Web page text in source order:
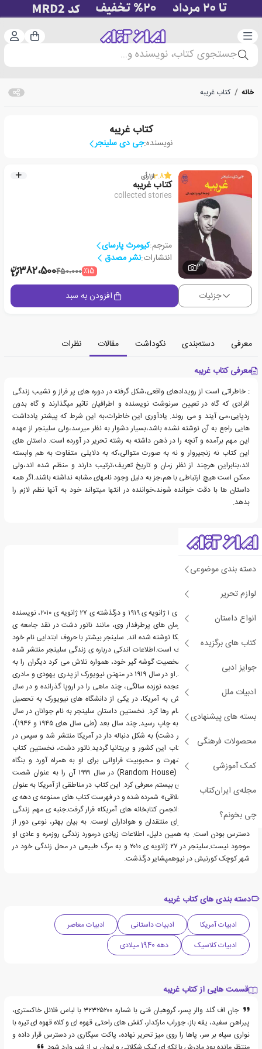
دسته‌بندی سبد
جستجوی کتاب، نویسنده و...
دسته بندی موضوعی
لوازم تحریر
انواع داستان
کتاب های برگزیده
جوایز ادبی
ادبیات ملل
بسته های پیشنهادی
محصولات فرهنگی
کمک آموزشی
مجله‌ی ایران‌کتاب
چی بخونم؟
خانه / کتاب غریبه
کتاب غریبه
نویسنده:جی دی سلینجر
2
3.8از1رأی
کتاب غریبه
collected stories
مترجم:کیومرث پارسای
انتشارات:نشر مصدق
٪15450،000382،500
جزئیات افزودن به سبد
معرفی دسته‌بندی نکوداشت مقالات
نظرات
معرفی کتاب غریبه
: خاطراتی است از رویدادهای واقعی،شکل گرفته در دوره های پر فراز و نشیب زندگی
افرادی که گاه در تعیین سرنوشت نویسنده و اطرافیان تاثیر میگذارند و گاه بدون
ردپایی،می آیند و می روند. یادآوری این خاطرات،به این شرط که پیشتر یادداشت
هایی راجع به آن نوشته نشده باشد،بسیار دشوار به نظر میرسد،ولی سلینجر از عهده
این مهم برآمده و آنچه را در ذهن داشته به رشته تحریر در آورده است. داستان های
این کتاب نه زنجیروار و نه به صورت متوالی،که به دلایلی متفاوت به هم وابسته
اند،بنابراین هرچند از نظر زمان و تاریخ تعریف،ترتیب دارند و منظم شده اند،ولی
ممکن است هیچ ارتباطی با هم،جز به دلیل وجود نامهای مشابه نداشته باشند.اگر همه
داستان ها با دقت خوانده شوند،خواننده در انتها میتواند خود به آنها نظم لازم را
بدهد.
درباره جی دی سلینجر
جروم دیوید سلینجر، زاده ی ۱ ژانویه ی ۱۹۱۹ و درگذشته ی ۲۷ ژانویه ی ۲۰۱۰، نویسنده
ی معاصر آمریکایی بود. رمان های پرطرفدار وی، مانند ناتور دشت در نقد جامعه ی
مدرن غرب و خصوصا آمریکا نوشته شده اند. سلینجر بیشتر با حروف ابتدایی نام خود
«جی. دی. سلینجر» معروف است.اطلاعات اندکی درباره ی زندگی سلینجر منتشر شده
است، و او، با توجه به شخصیت گوشه گیر خود، همواره تلاش می کرد دیگران را به
حریم زندگی اش راه ندهد.او در سال ۱۹۱۹ در منهتن نیویورک از پدری یهودی و مادری
مسیحی به دنیا آمد. در هجده نوزده سالگی، چند ماهی را در اروپا گذرانده و در سال
۱۹۳۸، هم زمان با بازگشتش به آمریکا، در یکی از دانشگاه های نیویورک به تحصیل
پرداخت، اما آن را نیمه تمام رها کرد. نخستین داستان سلینجر به نام جوانان در سال
۱۹۴۰ در مجله ی استوری به چاپ رسید. چند سال بعد (طی سال های ۱۹۴۵ و ۱۹۴۶)،
داستان ناتور دشت (ناطور دشت) به شکل دنباله دار در آمریکا منتشر شد و سپس در
سال ۱۹۵۱ روانه ی بازار کتاب این کشور و بریتانیا گردید.ناتور دشت، نخستین کتاب
سلینجر، در مدت کمی شهرت و محبوبیت فراوانی برای او به همراه آورد و بنگاه
انتشاراتی راندوم هاوس (Random House) در سال ۱۹۹۹ آن را به عنوان شصت
وچهارمین رمان برتر سده ی بیستم معرفی کرد. این کتاب در مناطقی از آمریکا به عنوان
کتاب «نامناسب» و «غیراخلاقی» شمرده شده و در فهرست کتاب های ممنوعه ی دهه ی
۱۹۹۰ منتشرشده از سوی «انجمن کتابخانه های آمریکا» قرار گرفت.جنبه ی مهم زندگی
سلینجر، مبهم بودن او برای منتقدان و هواداران اوست. به بیان بهتر، نوعی دور از
دسترس بودن است. به همین دلیل، اطلاعات زیادی درمورد زندگی روزمره و عادی او
موجود نیست.سلینجر در ۲۷ ژانویه ی ۲۰۱۰ و به مرگ طبیعی در محل زندگی خود در
شهر کوچک کورنیش در نیوهمپشایر درگذشت.
دسته بندی های کتاب غریبه
ادبیات آمریکا ادبیات داستانی
ادبیات معاصر
ادبیات کلاسیک
دهه 1940 میلادی
قسمت هایی از کتاب غریبه
جان اف گلد والر پسر، گروهبان فنی با شماره ۳۲۳۲۵۲۰۰ با لباس فلانل خاکستری،
پیراهن سفید، یقه باز، جوراب مارکدار، کفش های راحتی قهوه ای و کلاه قهوه ای تیره با
نواری سیاه بر سر، پاها را روی میز تحریر نهاده، پاکت سیگاری در دسترس قرار داده و